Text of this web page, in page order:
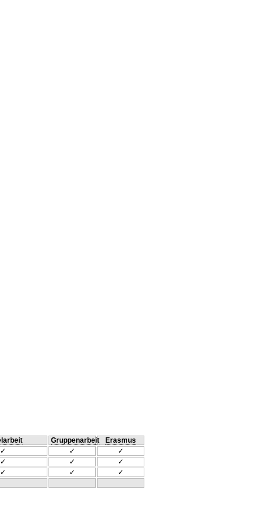
Gruppenarbeit
Erasmus
✓ ✓
✓
✓ ✓
✓
✓ ✓
✓